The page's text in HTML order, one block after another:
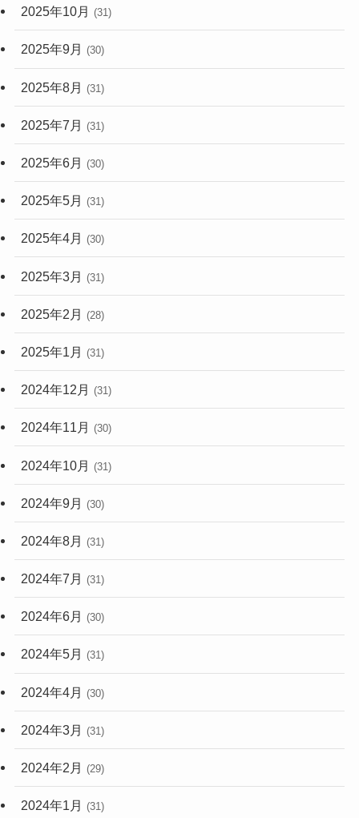
2025年10月 (31)
2025年9月 (30)
2025年8月 (31)
2025年7月 (31)
2025年6月 (30)
2025年5月 (31)
2025年4月 (30)
2025年3月 (31)
2025年2月 (28)
2025年1月 (31)
2024年12月 (31)
2024年11月 (30)
2024年10月 (31)
2024年9月 (30)
2024年8月 (31)
2024年7月 (31)
2024年6月 (30)
2024年5月 (31)
2024年4月 (30)
2024年3月 (31)
2024年2月 (29)
2024年1月 (31)